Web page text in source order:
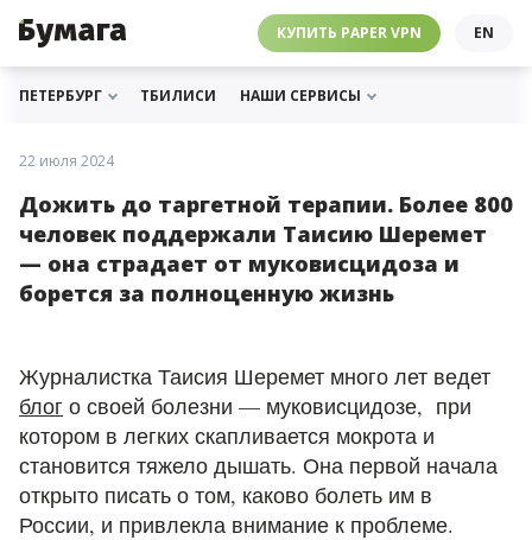
КУПИТЬ PAPER VPN EN
РАССЫЛКИ
МЫ В ИНСТАГРАМЕ
ПОДДЕРЖАТЬ «БУМАГУ»
ПЕТЕРБУРГ ТБИЛИСИ НАШИ СЕРВИСЫ
ЧЕБУРНЕТ
⛔️ ГАЙД ПРО ЧЕБУРНЕТ
МЫ В ТЕЛЕГРАМЕ
PAPER VPN
22 июля 2024
Дожить до таргетной терапии. Более 800
человек поддержали Таисию Шеремет
— она страдает от муковисцидоза и
борется за полноценную жизнь
Журналистка Таисия Шеремет много лет ведет
блог о своей болезни — муковисцидозе, при
котором в легких скапливается мокрота и
становится тяжело дышать. Она первой начала
открыто писать о том, каково болеть им в
России, и привлекла внимание к проблеме.